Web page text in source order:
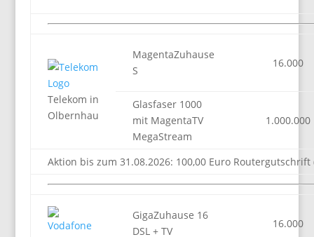
Telekom in
Olbernhau
MagentaZuhause
S
16.000
Glasfaser 1000
mit MagentaTV
MegaStream
1.000.000
Aktion bis zum 31.08.2026: 100,00 Euro
GigaZuhause 16
DSL + TV
16.000